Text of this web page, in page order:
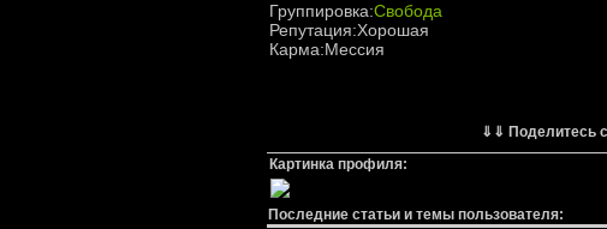
Группировка:Свобода
Репутация:Хорошая
Карма:Мессия
⇓⇓ Поделитесь
Картинка профиля:
Последние статьи и темы пользователя: